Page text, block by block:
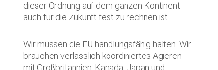
dieser Ordnung auf dem ganzen Kontinent
auch für die Zukunft fest zu rechnen ist.
Wir müssen die EU handlungsfähig halten. Wir
brauchen verlässlich koordiniertes Agieren
mit Großbritannien, Kanada, Japan und